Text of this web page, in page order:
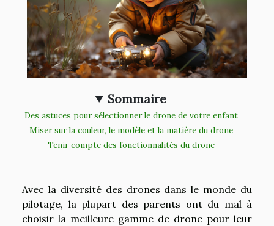
Sommaire
Des astuces pour sélectionner le drone de votre enfant
Miser sur la couleur, le modèle et la matière du drone
Tenir compte des fonctionnalités du drone
Avec la diversité des drones dans le monde du
pilotage, la plupart des parents ont du mal à
choisir la meilleure gamme de drone pour leur